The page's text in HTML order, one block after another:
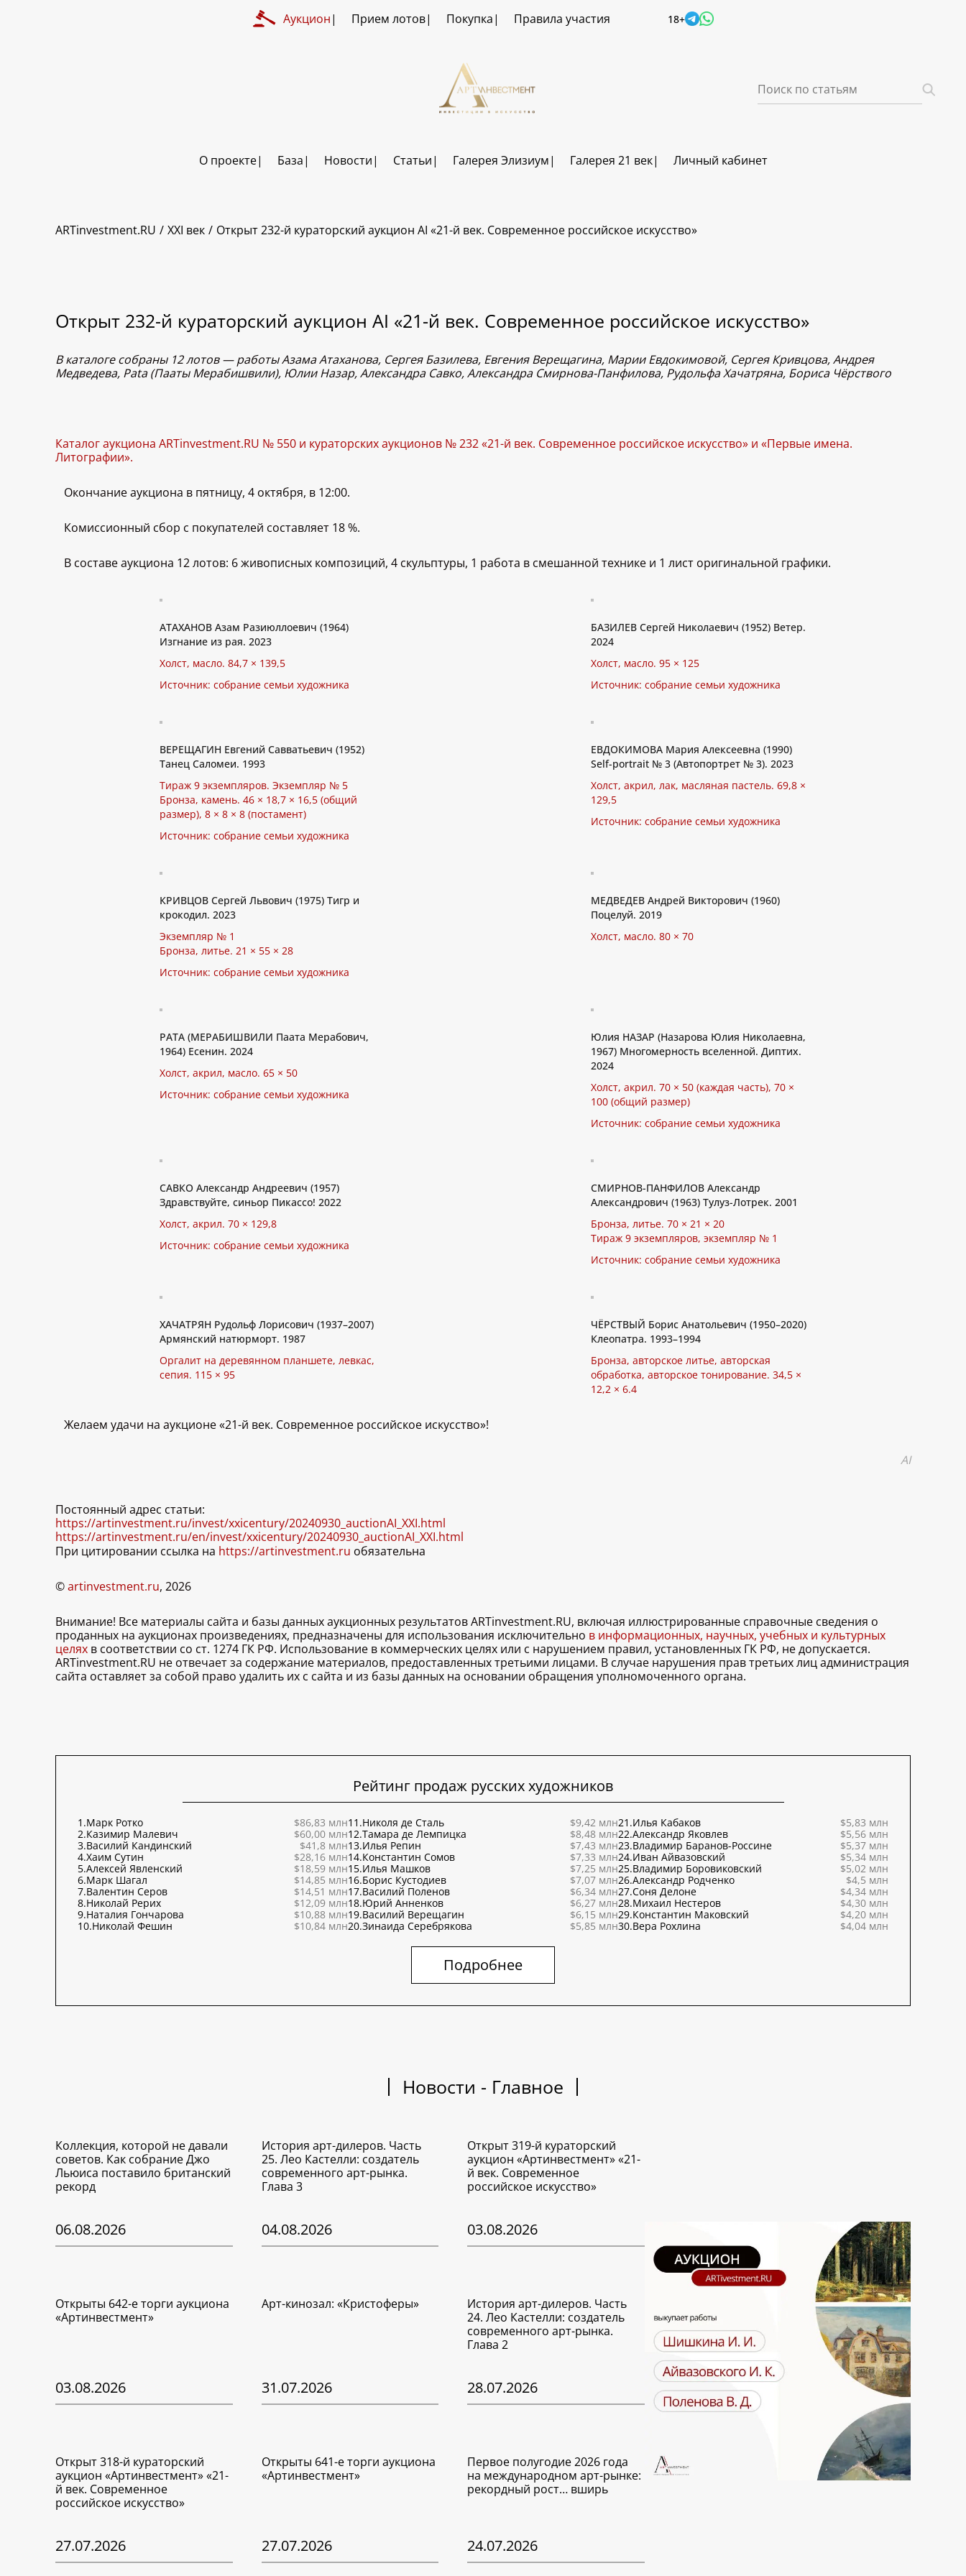
Аукцион Прием лотов Покупка Правила участия 18+
О проекте База Новости Статьи Галерея Элизиум Галерея 21 век Личный кабинет
ARTinvestment.RU XXI век Открыт 232-й кураторский аукцион AI «21-й век. Современное российское искусство»
Открыт 232-й кураторский аукцион AI «21-й век. Современное российское искусство»
В каталоге собраны 12 лотов — работы Азама Атаханова, Сергея Базилева, Евгения Верещагина, Марии Евдокимовой, Сергея Кривцова, Андрея
Медведева, Pata (Пааты Мерабишвили), Юлии Назар, Александра Савко, Александра Смирнова-Панфилова, Рудольфа Хачатряна, Бориса Чёрствого
Каталог аукциона ARTinvestment.RU № 550 и кураторских аукционов № 232 «21-й век. Современное российское искусство» и «Первые имена.
Литографии».
Окончание аукциона в пятницу, 4 октября, в 12:00.
Комиссионный сбор с покупателей составляет 18 %.
В составе аукциона 12 лотов: 6 живописных композиций, 4 скульптуры, 1 работа в смешанной технике и 1 лист оригинальной графики.
АТАХАНОВ Азам Разиюллоевич (1964)
Изгнание из рая. 2023
Холст, масло. 84,7 × 139,5
Источник: собрание семьи художника
БАЗИЛЕВ Сергей Николаевич (1952) Ветер.
2024
Холст, масло. 95 × 125
Источник: собрание семьи художника
ВЕРЕЩАГИН Евгений Савватьевич (1952)
Танец Саломеи. 1993
Тираж 9 экземпляров. Экземпляр № 5
Бронза, камень. 46 × 18,7 × 16,5 (общий
размер), 8 × 8 × 8 (постамент)
Источник: собрание семьи художника
ЕВДОКИМОВА Мария Алексеевна (1990)
Self-portrait № 3 (Автопортрет № 3). 2023
Холст, акрил, лак, масляная пастель. 69,8 ×
129,5
Источник: собрание семьи художника
КРИВЦОВ Сергей Львович (1975) Тигр и
крокодил. 2023
Экземпляр № 1
Бронза, литье. 21 × 55 × 28
Источник: собрание семьи художника
МЕДВЕДЕВ Андрей Викторович (1960)
Поцелуй. 2019
Холст, масло. 80 × 70
PATA (МЕРАБИШВИЛИ Паата Мерабович,
1964) Есенин. 2024
Холст, акрил, масло. 65 × 50
Источник: собрание семьи художника
Юлия НАЗАР (Назарова Юлия Николаевна,
1967) Многомерность вселенной. Диптих.
2024
Холст, акрил. 70 × 50 (каждая часть), 70 ×
100 (общий размер)
Источник: собрание семьи художника
САВКО Александр Андреевич (1957)
Здравствуйте, синьор Пикассо! 2022
Холст, акрил. 70 × 129,8
Источник: собрание семьи художника
СМИРНОВ-ПАНФИЛОВ Александр
Александрович (1963) Тулуз-Лотрек. 2001
Бронза, литье. 70 × 21 × 20
Тираж 9 экземпляров, экземпляр № 1
Источник: собрание семьи художника
ХАЧАТРЯН Рудольф Лорисович (1937–2007)
Армянский натюрморт. 1987
Оргалит на деревянном планшете, левкас,
сепия. 115 × 95
ЧЁРСТВЫЙ Борис Анатольевич (1950–2020)
Клеопатра. 1993–1994
Бронза, авторское литье, авторская
обработка, авторское тонирование. 34,5 ×
12,2 × 6.4
Желаем удачи на аукционе «21-й век. Современное российское искусство»!
AI
Постоянный адрес статьи:
https://artinvestment.ru/invest/xxicentury/20240930_auctionAI_XXI.html
https://artinvestment.ru/en/invest/xxicentury/20240930_auctionAI_XXI.html
При цитировании ссылка на https://artinvestment.ru обязательна
©artinvestment.ru, 2026
Внимание! Все материалы сайта и базы данных аукционных результатов ARTinvestment.RU, включая иллюстрированные справочные сведения о
проданных на аукционах произведениях, предназначены для использования исключительно в информационных, научных, учебных и культурных
целях в соответствии со ст. 1274 ГК РФ. Использование в коммерческих целях или с нарушением правил, установленных ГК РФ, не допускается.
ARTinvestment.RU не отвечает за содержание материалов, предоставленных третьими лицами. В случае нарушения прав третьих лиц администрация
сайта оставляет за собой право удалить их с сайта и из базы данных на основании обращения уполномоченного органа.
Рейтинг продаж русских художников
1.Марк Ротко
$86,83 млн
2.Казимир Малевич
$60,00 млн
3.Василий Кандинский
$41,8 млн
4.Хаим Сутин
$28,16 млн
5.Алексей Явленский
$18,59 млн
6.Марк Шагал
$14,85 млн
7.Валентин Серов
$14,51 млн
8.Николай Рерих
$12,09 млн
9.Наталия Гончарова
$10,88 млн
10.Николай Фешин $10,84 млн
11.Николя де Сталь
$9,42 млн
12.Тамара де Лемпицка
$8,48 млн
13.Илья Репин
$7,43 млн
14.Константин Сомов
$7,33 млн
15.Илья Машков
$7,25 млн
16.Борис Кустодиев
$7,07 млн
17.Василий Поленов
$6,34 млн
18.Юрий Анненков
$6,27 млн
19.Василий Верещагин
$6,15 млн
20.Зинаида Серебрякова $5,85 млн
21.Илья Кабаков
$5,83 млн
22.Александр Яковлев
$5,56 млн
23.Владимир Баранов-Россине
$5,37 млн
24.Иван Айвазовский
$5,34 млн
25.Владимир Боровиковский
$5,02 млн
26.Александр Родченко
$4,5 млн
27.Соня Делоне
$4,34 млн
28.Михаил Нестеров
$4,30 млн
29.Константин Маковский
$4,20 млн
30.Вера Рохлина $4,04 млн
Подробнее
Новости - Главное
Коллекция, которой не давали
советов. Как собрание Джо
Льюиса поставило британский
рекорд
06.08.2026
История арт-дилеров. Часть
25. Лео Кастелли: создатель
современного арт-рынка.
Глава 3
04.08.2026
Открыт 319-й кураторский
аукцион «Артинвестмент» «21-
й век. Современное
российское искусство»
03.08.2026
Открыты 642-е торги аукциона
«Артинвестмент»
03.08.2026
Арт-кинозал: «Кристоферы»
31.07.2026
История арт-дилеров. Часть
24. Лео Кастелли: создатель
современного арт-рынка.
Глава 2
28.07.2026
Открыт 318-й кураторский
аукцион «Артинвестмент» «21-
й век. Современное
российское искусство»
27.07.2026
Открыты 641-е торги аукциона
«Артинвестмент»
27.07.2026
Первое полугодие 2026 года
на международном арт-рынке:
рекордный рост… вширь
24.07.2026